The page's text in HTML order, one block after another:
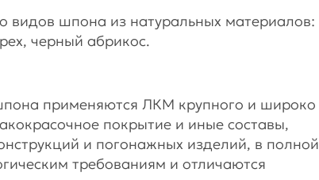
видов шпона из натуральных материалов:
черный абрикос.
применяются ЛКМ крупного и широко
покрытие и иные составы,
и погонажных изделий, в полной
требованиям и отличаются